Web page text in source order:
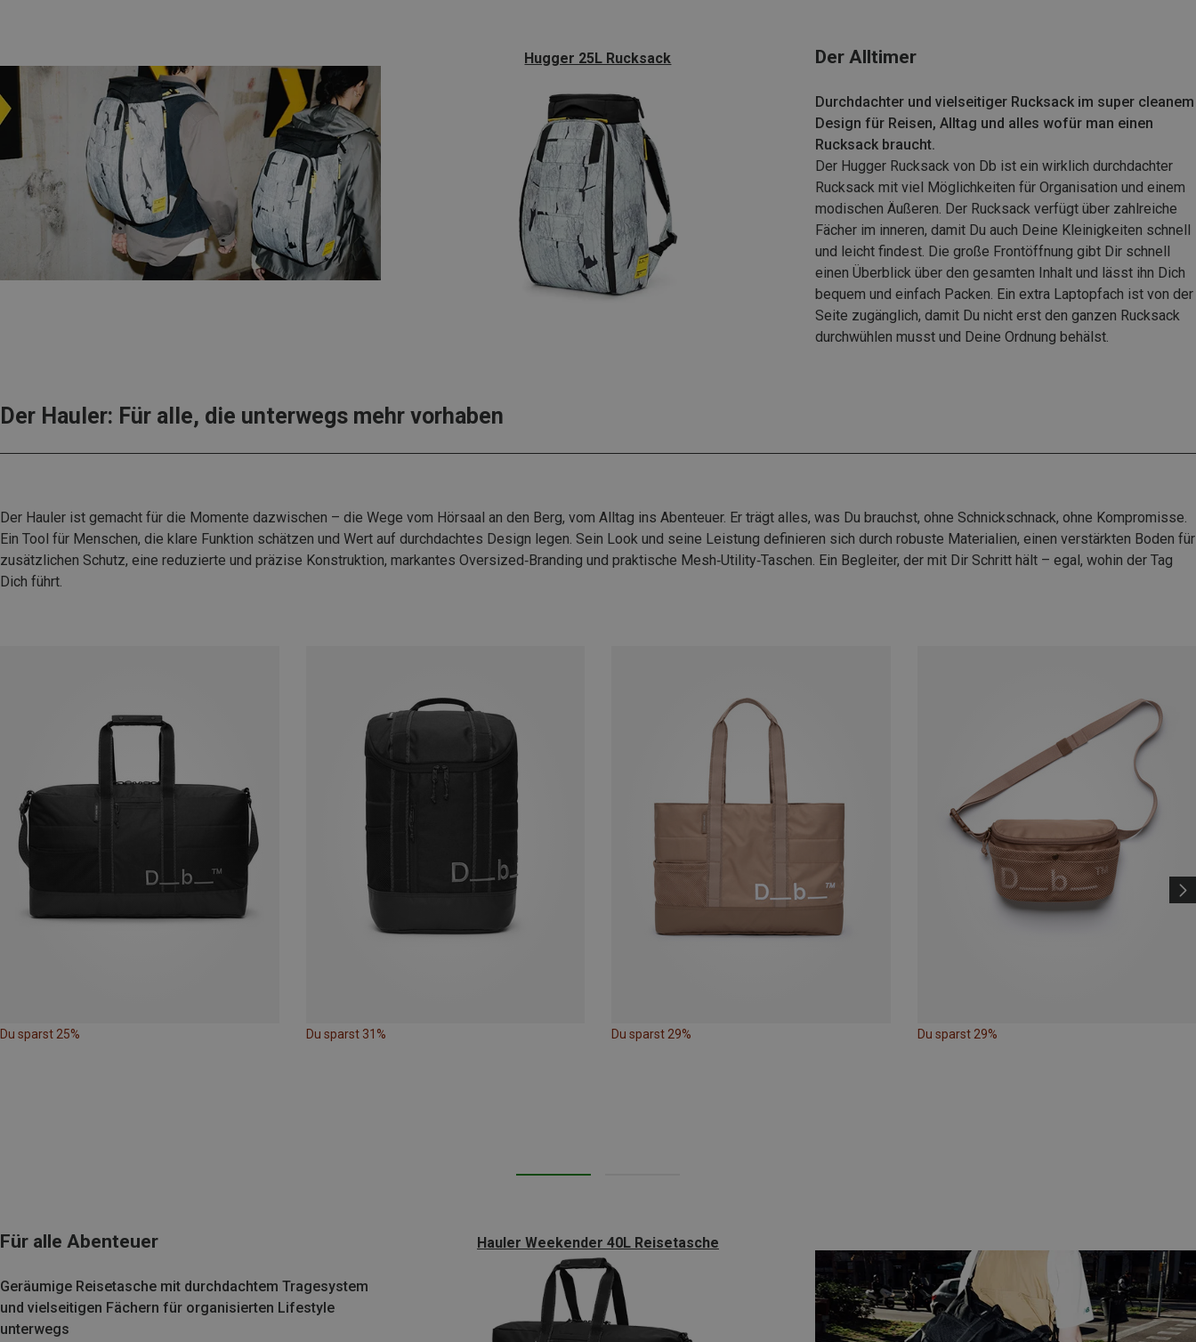
Hugger 25L Rucksack Der Alltimer
Durchdachter und vielseitiger Rucksack im super cleanem
Design für Reisen, Alltag und alles wofür man einen
Rucksack braucht.
Der Hugger Rucksack von Db ist ein wirklich durchdachter
Rucksack mit viel Möglichkeiten für Organisation und einem
modischen Äußeren. Der Rucksack verfügt über zahlreiche
Fächer im inneren, damit Du auch Deine Kleinigkeiten schnell
und leicht findest. Die große Frontöffnung gibt Dir schnell
einen Überblick über den gesamten Inhalt und lässt ihn Dich
bequem und einfach Packen. Ein extra Laptopfach ist von der
Seite zugänglich, damit Du nicht erst den ganzen Rucksack
durchwühlen musst und Deine Ordnung behälst.
Der Hauler: Für alle, die unterwegs mehr vorhaben
Der Hauler ist gemacht für die Momente dazwischen – die Wege vom Hörsaal an den Berg, vom Alltag ins Abenteuer. Er trägt alles, was Du brauchst, ohne Schnickschnack, ohne Kompromisse.
Ein Tool für Menschen, die klare Funktion schätzen und Wert auf durchdachtes Design legen. Sein Look und seine Leistung definieren sich durch robuste Materialien, einen verstärkten Boden für
zusätzlichen Schutz, eine reduzierte und präzise Konstruktion, markantes Oversized‑Branding und praktische Mesh‑Utility‑Taschen. Ein Begleiter, der mit Dir Schritt hält – egal, wohin der Tag
Dich führt.
Du sparst 25% Du sparst 31% Du sparst 29% Du sparst 29%
Für alle Abenteuer
Geräumige Reisetasche mit durchdachtem Tragesystem
und vielseitigen Fächern für organisierten Lifestyle
unterwegs
Hauler Weekender 40L Reisetasche